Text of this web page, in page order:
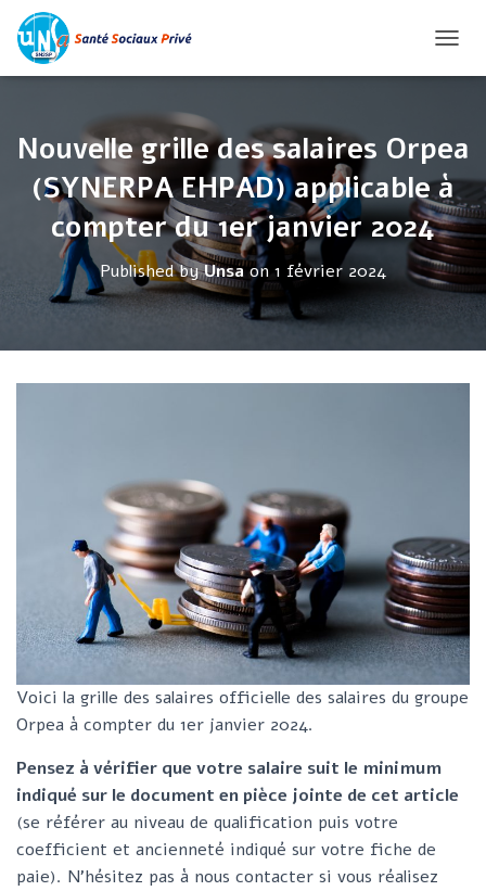
U
I
R
/
F
E
R
M
A
A
T
I
O
N
Nouvelle grille des salaires Orpea
(SYNERPA EHPAD) applicable à
compter du 1er janvier 2024
Published byUnsaon 1 février 2024
Voici la grille des salaires officielle des salaires du groupe
Orpea à compter du 1er janvier 2024.
Pensez à vérifier que votre salaire suit le minimum
indiqué sur le document en pièce jointe de cet article
(se référer au niveau de qualification puis votre
coefficient et ancienneté indiqué sur votre fiche de
paie). N’hésitez pas à nous contacter si vous réalisez